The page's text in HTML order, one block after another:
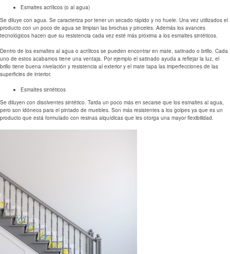
Esmaltes acrílicos (o al agua)
Se diluye con agua. Se caracteriza por tener un secado rápido y no huele. Una vez utilizados el
producto con un poco de agua se limpian las brochas y pinceles. Además los avances
tecnológicos hacen que su resistencia cada vez esté más próxima a los esmaltes sintéticos.
Dentro de los esmaltes al agua o acrílicos se pueden encontrar en mate, satinado o brillo. Cada
uno de estos acabamos tiene una ventaja. Por ejemplo el satinado ayuda a reflejar la luz, el
brillo tiene buena nivelación y resistencia al exterior y el mate tapa las imperfecciones de las
superficies de interior.
Esmaltes sintéticos
Se diluyen con disolventes sintético. Tarda un poco más en secarse que los esmaltes al agua,
pero son idóneos para el pintado de muebles. Son más resistentes a los golpes ya que es un
producto que está formulado con resinas alquídicas que les otorga una mayor flexibilidad.